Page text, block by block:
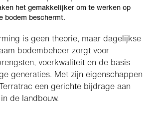
het gemakkelijker om te werken op
bodem beschermt.
is geen theorie, maar dagelijkse
bodembeheer zorgt voor
voerkwaliteit en de basis
generaties. Met zijn eigenschappen
een gerichte bijdrage aan
de landbouw.